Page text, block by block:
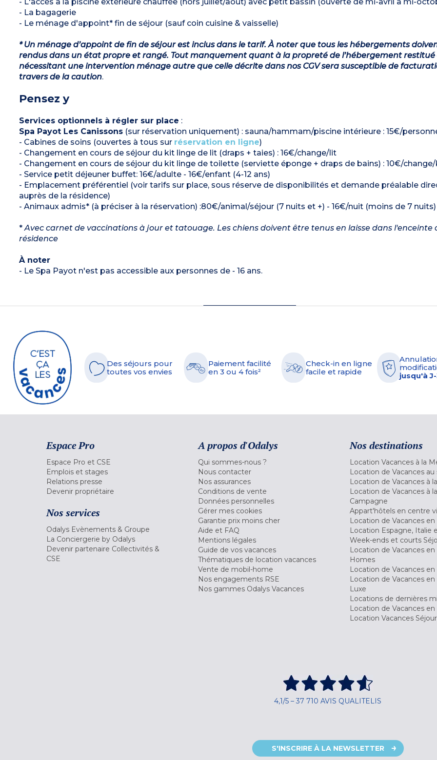
- La bagagerie
- Le ménage d'appoint* fin de séjour (sauf coin cuisine & vaisselle)
* Un ménage d’appoint de fin de séjour est inclus dans le tarif. À noter que tous les hébergements
rendus dans un état propre et rangé. Tout manquement quant à la propreté de l’hébergement restitué
nécessitant une intervention ménage autre que celle décrite dans nos CGV sera susceptible de
travers de la caution.
Pensez y
Services optionnels à régler sur place :
Spa Payot Les Canissons(sur réservation uniquement) : sauna/hammam/piscine intérieure : 15€/
- Cabines de soins (ouvertes à tous sur réservation en ligne)
- Changement en cours de séjour du kit linge de lit (draps + taies) : 16€/change/lit
- Changement en cours de séjour du kit linge de toilette (serviette éponge + draps de bains) : 10€/
- Service petit déjeuner buffet: 16€/adulte - 16€/enfant (4-12 ans)
- Emplacement préférentiel (voir tarifs sur place, sous réserve de disponibilités et demande préalable
auprès de la résidence)
- Animaux admis* (à préciser à la réservation) :80€/animal/séjour (7 nuits et +) - 16€/nuit (moins de 7 nuits)
*Avec carnet de vaccinations à jour et tatouage. Les chiens doivent être tenus en laisse dans l'enceinte
résidence
À noter
- Le Spa Payot n'est pas accessible aux personnes de - 16 ans.
Des séjours pour
toutes vos envies
Paiement facilité
en 3 ou 4 fois²
Check-in en ligne
facile et rapide
jusqu'à
Espace Pro
Espace Pro et CSE
Emplois et stages
Relations presse
Devenir propriétaire
Nos services
Odalys Evènements & Groupe
La Conciergerie by Odalys
Devenir partenaire Collectivités &
CSE
A propos d'Odalys
Qui sommes-nous ?
Nous contacter
Nos assurances
Conditions de vente
Données personnelles
Gérer mes cookies
Garantie prix moins cher
Aide et FAQ
Mentions légales
Guide de vos vacances
Thématiques de location vacances
Vente de mobil-home
Nos engagements RSE
Nos gammes Odalys Vacances
Nos destinations
Location Vacances à la
Location de Vacances au
Location de Vacances à
Location de Vacances à la
Campagne
Appart'hôtels en centre
Location de Vacances en
Location Espagne, Italie
Week-ends et courts
Location de Vacances en
Homes
Location de Vacances en
Location de Vacances en
Luxe
Locations de dernières
Location de Vacances
Location Vacances
4,1/5 – 37 710 AVIS QUALITELIS
S'INSCRIRE À LA NEWSLETTER